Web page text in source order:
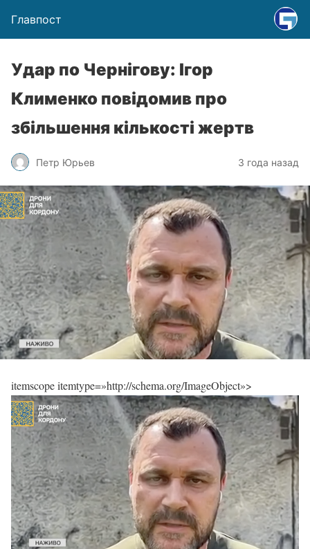
Главпост
Удар по Чернігову: Ігор
Клименко повідомив про
збільшення кількості жертв
Петр Юрьев 3 года назад
itemscope itemtype=»http://schema.org/ImageObject»>